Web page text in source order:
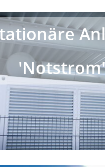
'Notstrom'